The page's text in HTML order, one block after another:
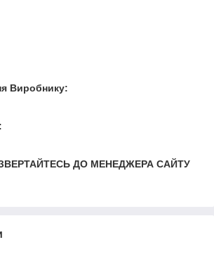
Виробнику:
ДО МЕНЕДЖЕРА САЙТУ